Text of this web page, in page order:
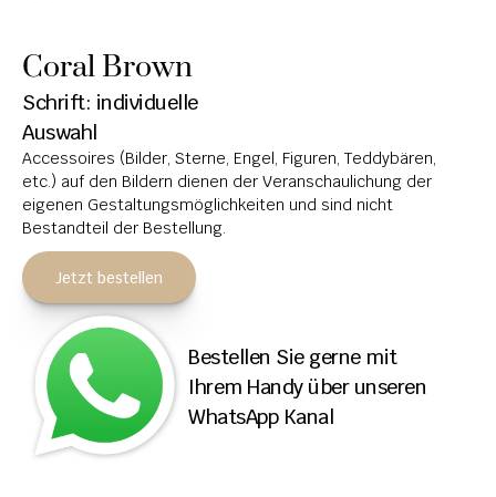
KOLUMBARIEN
BREITSTEINE
LIEGESTEINE
URNENANLAGEN
LEUCHTGRABMALE
KONTAKT
ADRESSEN NIEDERLASSUNGEN
ÖFFNUNGSZEITEN
Coral Brown
Schrift: individuelle
Auswahl
Accessoires (Bilder, Sterne, Engel, Figuren, Teddybären,
etc.) auf den Bildern dienen der Veranschaulichung der
eigenen Gestaltungsmöglichkeiten und sind nicht
Bestandteil der Bestellung.
Jetzt bestellen
Bestellen Sie gerne mit
Ihrem Handy über unseren
WhatsApp Kanal